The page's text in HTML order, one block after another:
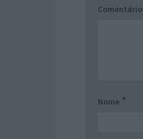
Comentário
Nome *